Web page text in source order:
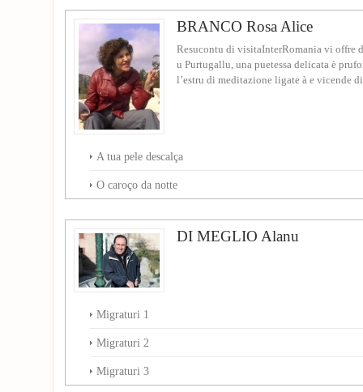
BRANCO Rosa Alice
Resucontu di visitaInterRomania vi offre
u Purtugallu, una puetessa delicata è
l’estru di meditazione ligate à e vicende
A tua pele descalça
O caroço da notte
DI MEGLIO Alanu
Migraturi 1
Migraturi 2
Migraturi 3